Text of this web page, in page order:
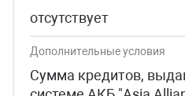
отсутствует
Дополнительные условия
Сумма кредитов,